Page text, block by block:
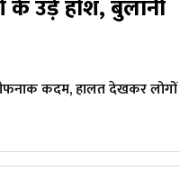
उड़े होश, बुलानी
कदम, हालत देखकर लोगों